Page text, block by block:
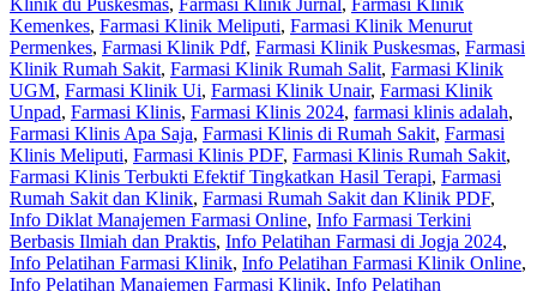
Kemenkes, Farmasi Klinik Meliputi, Farmasi Klinik Menurut
Permenkes, Farmasi Klinik Pdf, Farmasi Klinik Puskesmas, Farmasi
Klinik Rumah Sakit, Farmasi Klinik Rumah Salit, Farmasi Klinik
UGM, Farmasi Klinik Ui, Farmasi Klinik Unair, Farmasi Klinik
Unpad, Farmasi Klinis, Farmasi Klinis 2024, farmasi klinis adalah,
Farmasi Klinis Apa Saja, Farmasi Klinis di Rumah Sakit, Farmasi
Klinis Meliputi, Farmasi Klinis PDF, Farmasi Klinis Rumah Sakit,
Farmasi Klinis Terbukti Efektif Tingkatkan Hasil Terapi, Farmasi
Rumah Sakit dan Klinik, Farmasi Rumah Sakit dan Klinik PDF,
Info Diklat Manajemen Farmasi Online, Info Farmasi Terkini
Berbasis Ilmiah dan Praktis, Info Pelatihan Farmasi di Jogja 2024,
Info Pelatihan Farmasi Klinik, Info Pelatihan Farmasi Klinik Online,
Info Pelatihan Manajemen Farmasi Klinik, Info Pelatihan